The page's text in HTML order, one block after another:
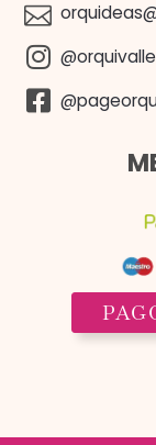
@orquivalle